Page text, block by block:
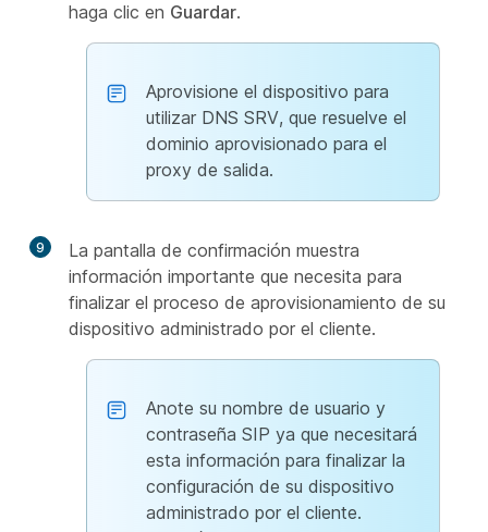
haga clic en Guardar.
Aprovisione el dispositivo para
utilizar DNS SRV, que resuelve el
dominio aprovisionado para el
proxy de salida.
9
La pantalla de confirmación muestra
información importante que necesita para
finalizar el proceso de aprovisionamiento de su
dispositivo administrado por el cliente.
Anote su nombre de usuario y
contraseña SIP ya que necesitará
esta información para finalizar la
configuración de su dispositivo
administrado por el cliente.